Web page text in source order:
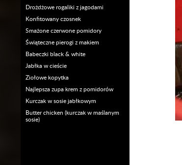
Drożdżowe rogaliki z jagodami
Konfitowany czosnek
Smażone czerwone pomidory
Świąteczne pierogi z makiem
Babeczki black & white
Jabłka w cieście
Ziołowe kopytka
Najlepsza zupa krem z pomidorów
Kurczak w sosie jabłkowym
Butter chicken (kurczak w maślanym
sosie)